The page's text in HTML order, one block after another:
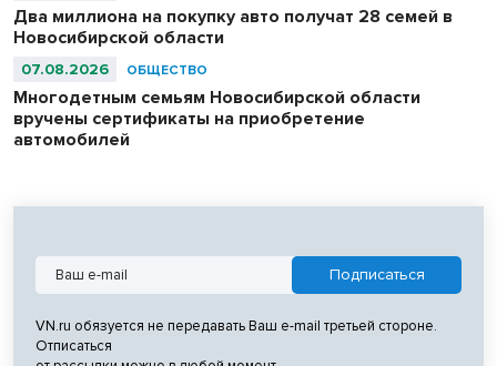
Два миллиона на покупку авто получат 28 семей в
Новосибирской области
07.08.2026 ОБЩЕСТВО
Многодетным семьям Новосибирской области
вручены сертификаты на приобретение
автомобилей
VN.ru обязуется не передавать Ваш e-mail третьей стороне.
Отписаться